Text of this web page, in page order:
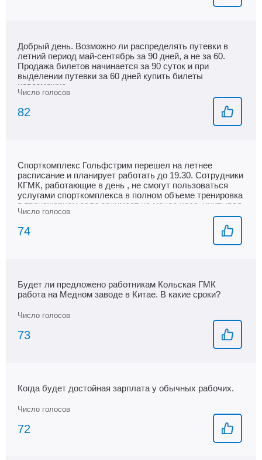
Добрый день. Возможно ли распределять путевки в
летний период май-сентябрь за 90 дней, а не за 60.
Продажа билетов начинается за 90 суток и при
выделении путевки за 60 дней купить билеты
невозможно
82
Спорткомплекс Гольфстрим перешел на летнее
расписание и планирует работать до 19.30. Сотрудники
КГМК, работающие в день , не смогут пользоваться
услугами спорткомплекса в полном объеме тренировка
в тренажерном зале занимает не менее часа, учитывая
большой наплыв посетителей в вечернее время, а еще
ведь хочется поплавать и посетить СПА . Тогда для
чего абонемент, если воспользоваться им можно будет
74
Будет ли предложено работникам Кольская ГМК
работа на Медном заводе в Китае. В какие сроки?
73
Когда будет достойная зарплата у обычных рабочих.
72